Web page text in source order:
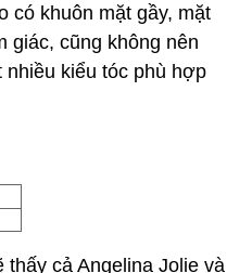
có khuôn mặt gầy, mặt
giác, cũng không nên
kiểu tóc phù hợp
thấy cả Angelina Jolie và